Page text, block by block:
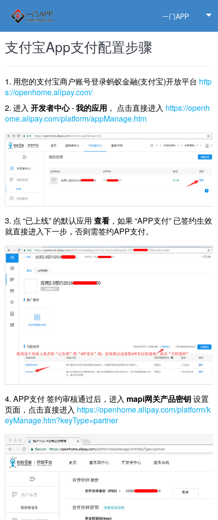
一门APP
支付宝App支付配置步骤
1. 用您的支付宝商户账号登录蚂蚁金融(支付宝)开放平台 http
s://openhome.alipay.com/
2. 进入 开发者中心-我的应用 ， 点击直接进入 https://openh
ome.alipay.com/platform/appManage.htm
3. 点 “已上线” 的默认应用 查看 ，如果 “APP支付” 已签约生效
就直接进入下一步，否则需签约APP支付。
4. APP支付 签约审核通过后，进入 mapi网关产品密钥设置
页面，点击直接进入 https://openhome.alipay.com/platform/k
eyManage.htm?keyType=partner